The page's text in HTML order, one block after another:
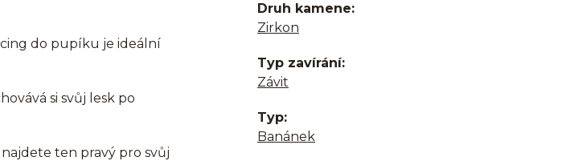
do pupíku je ideální
si svůj lesk po
ten pravý pro svůj
Druh kamene
Zirkon
Typ zavírání
Závit
Typ
Banánek